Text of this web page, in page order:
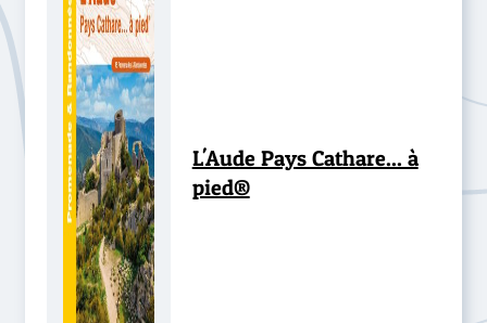
L'Aude Pays Cathare... à
pied®